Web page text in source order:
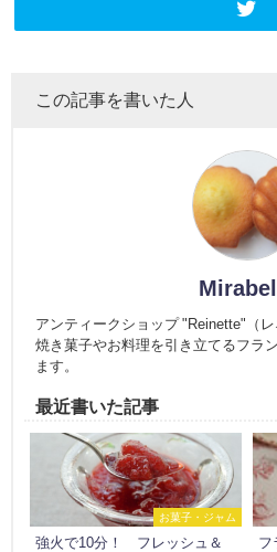
この記事を書いた人
アンティークショップ "Reinette"（
焼き菓子やお料理を引き立てるフラ
ます。
最近書いた記事
お菓子・ジャム
強火で10分！ フレッシュ＆
フ